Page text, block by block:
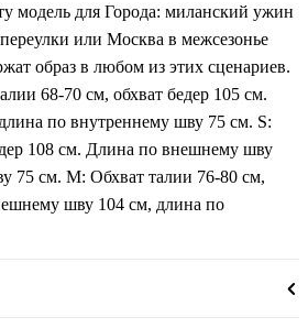
модель для Города: миланский ужин
или Москва в межсезонье
образ в любом из этих сценариев.
68-70 см, обхват бедер 105 см.
по внутреннему шву 75 см. S:
108 см. Длина по внешнему шву
75 см. M: Обхват талии 76-80 см,
шву 104 см, длина по